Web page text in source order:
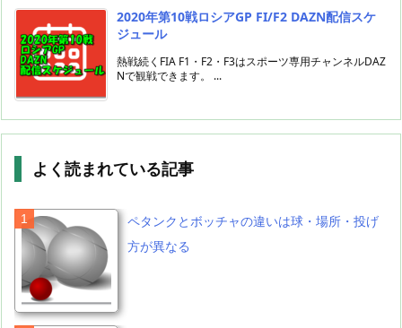
2020年第10戦ロシアGP FI/F2 DAZN配信スケ
ジュール
熱戦続くFIA F1・F2・F3はスポーツ専用チャンネルDAZ
Nで観戦できます。 ...
よく読まれている記事
ペタンクとボッチャの違いは球・場所・投げ
方が異なる